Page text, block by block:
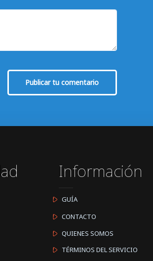
Publicar tu comentario
Información
GUÍA
CONTACTO
QUIENES SOMOS
TÉRMINOS DEL SERVICIO